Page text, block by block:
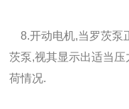
8.开动电机,当罗茨泵
茨泵,视其显示出适当
荷情况.